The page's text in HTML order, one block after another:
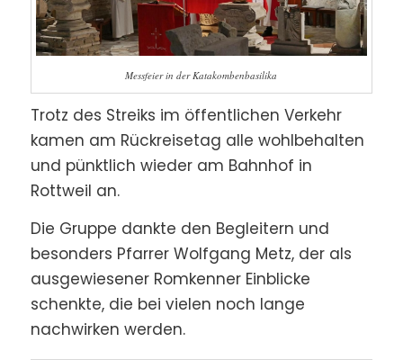
Messfeier in der Katakombenbasilika
Trotz des Streiks im öffentlichen Verkehr
kamen am Rückreisetag alle wohlbehalten
und pünktlich wieder am Bahnhof in
Rottweil an.
Die Gruppe dankte den Begleitern und
besonders Pfarrer Wolfgang Metz, der als
ausgewiesener Romkenner Einblicke
schenkte, die bei vielen noch lange
nachwirken werden.